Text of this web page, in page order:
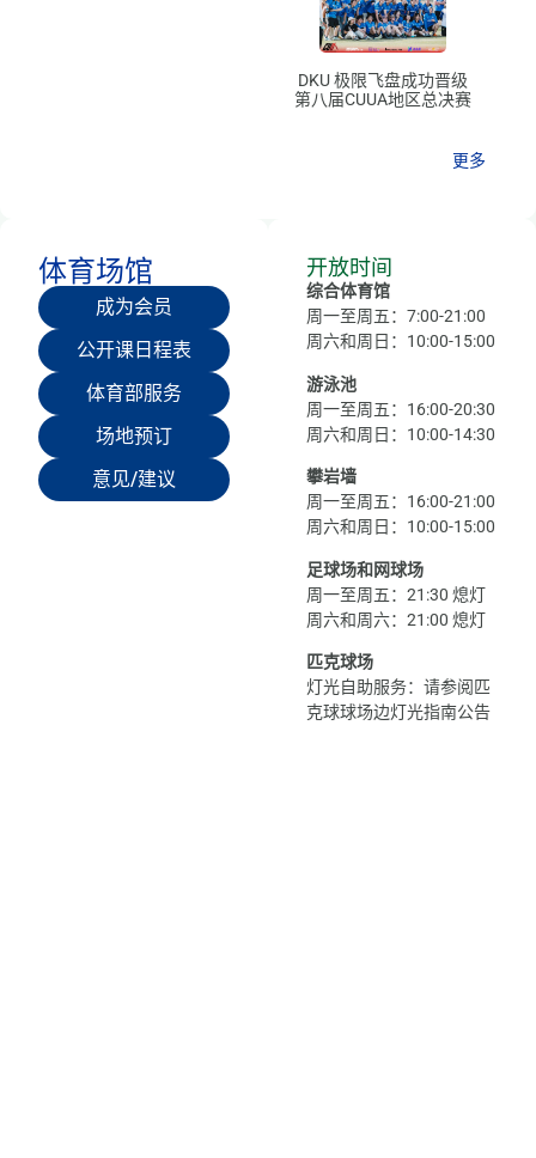
DKU 极限飞盘成功晋级
第八届CUUA地区总决赛
更多
体育场馆
成为会员
公开课日程表
体育部服务
场地预订
意见/建议
开放时间
综合体育馆
周一至周五：7:00-21:00
周六和周日：10:00-15:00
游泳池
周一至周五：16:00-20:30
周六和周日：10:00-14:30
攀岩墙
周一至周五：16:00-21:00
周六和周日：10:00-15:00
足球场和网球场
周一至周五：21:30 熄灯
周六和周六：21:00 熄灯
匹克球场
灯光自助服务：请参阅匹
克球球场边灯光指南公告